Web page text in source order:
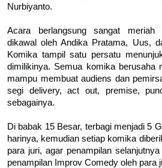
Nurbiyanto.
Acara berlangsung sangat meriah
dikawal oleh Andika Pratama, Uus,
Komika tampil satu persatu
dimilikinya. Semua komika berusaha
mampu membuat audiens dan
segi delivery, act out, premise,
sebagainya.
Di babak 15 Besar, terbagi menjadi 5
harinya, kemudian setiap komika
para juri, agar penampilan
penampilan Improv Comedy oleh para